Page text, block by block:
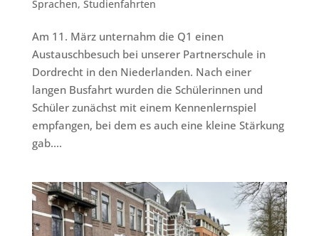
Sprachen, Studienfahrten
Am 11. März unternahm die Q1 einen
Austauschbesuch bei unserer Partnerschule in
Dordrecht in den Niederlanden. Nach einer
langen Busfahrt wurden die Schülerinnen und
Schüler zunächst mit einem Kennenlernspiel
empfangen, bei dem es auch eine kleine Stärkung
gab....